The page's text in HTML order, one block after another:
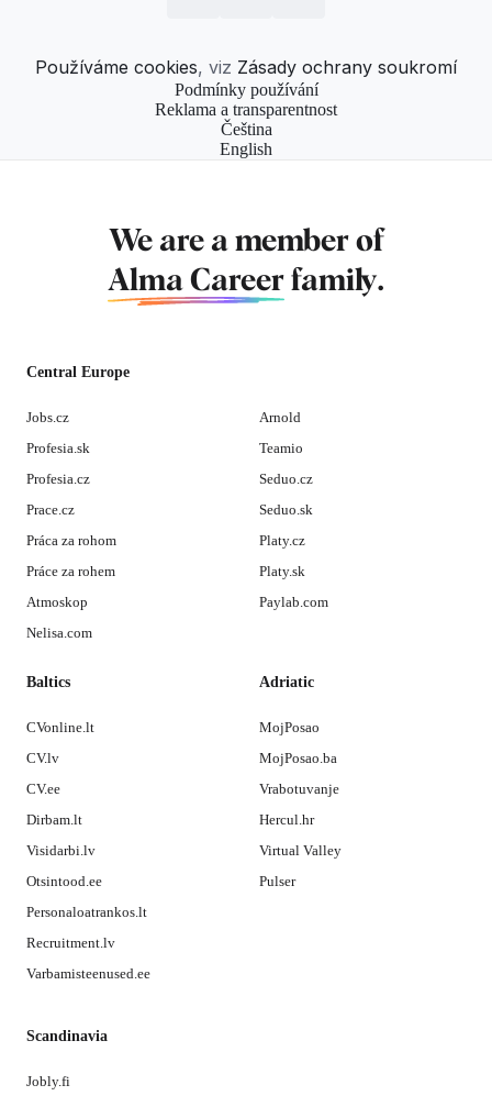
Používáme cookies, viz Zásady ochrany soukromí
Podmínky používání
Reklama a transparentnost
Čeština
English
We are a member of
Alma Career family.
Central Europe
Jobs.cz
Profesia.sk
Profesia.cz
Prace.cz
Práca za rohom
Práce za rohem
Atmoskop
Nelisa.com
Arnold
Teamio
Seduo.cz
Seduo.sk
Platy.cz
Platy.sk
Paylab.com
Baltics
CVonline.lt
CV.lv
CV.ee
Dirbam.lt
Visidarbi.lv
Otsintood.ee
Personaloatrankos.lt
Recruitment.lv
Varbamisteenused.ee
Adriatic
MojPosao
MojPosao.ba
Vrabotuvanje
Hercul.hr
Virtual Valley
Pulser
Scandinavia
Jobly.fi